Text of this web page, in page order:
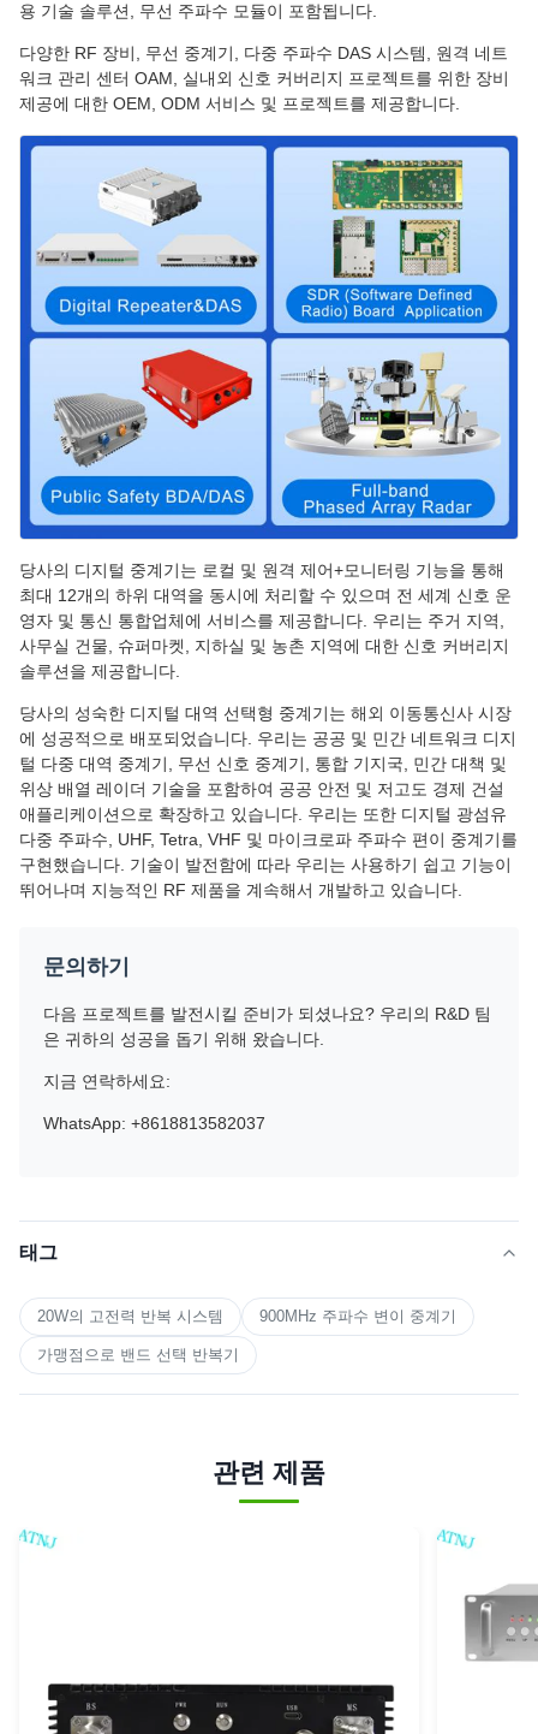
용 기술 솔루션, 무선 주파수 모듈이 포함됩니다.
다양한 RF 장비, 무선 중계기, 다중 주파수 DAS 시스템, 원격 네트
워크 관리 센터 OAM, 실내외 신호 커버리지 프로젝트를 위한 장비
제공에 대한 OEM, ODM 서비스 및 프로젝트를 제공합니다.
당사의 디지털 중계기는 로컬 및 원격 제어+모니터링 기능을 통해
최대 12개의 하위 대역을 동시에 처리할 수 있으며 전 세계 신호 운
영자 및 통신 통합업체에 서비스를 제공합니다. 우리는 주거 지역,
사무실 건물, 슈퍼마켓, 지하실 및 농촌 지역에 대한 신호 커버리지
솔루션을 제공합니다.
당사의 성숙한 디지털 대역 선택형 중계기는 해외 이동통신사 시장
에 성공적으로 배포되었습니다. 우리는 공공 및 민간 네트워크 디지
털 다중 대역 중계기, 무선 신호 중계기, 통합 기지국, 민간 대책 및
위상 배열 레이더 기술을 포함하여 공공 안전 및 저고도 경제 건설
애플리케이션으로 확장하고 있습니다. 우리는 또한 디지털 광섬유
다중 주파수, UHF, Tetra, VHF 및 마이크로파 주파수 편이 중계기를
구현했습니다. 기술이 발전함에 따라 우리는 사용하기 쉽고 기능이
뛰어나며 지능적인 RF 제품을 계속해서 개발하고 있습니다.
문의하기
다음 프로젝트를 발전시킬 준비가 되셨나요? 우리의 R&D 팀
은 귀하의 성공을 돕기 위해 왔습니다.
지금 연락하세요:
WhatsApp: +8618813582037
태그
20W의 고전력 반복 시스템 900MHz 주파수 변이 중계기
가맹점으로 밴드 선택 반복기
관련 제품